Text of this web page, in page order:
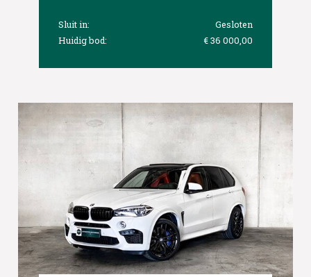
Sluit in:
Gesloten
Huidig bod:
€ 36 000,00